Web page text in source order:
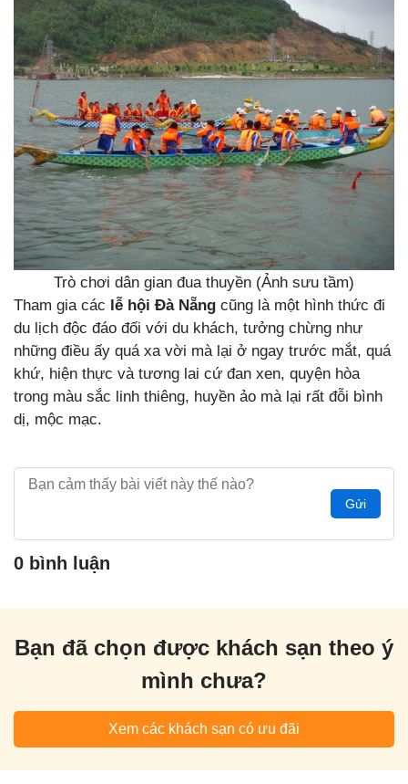
Trò chơi dân gian đua thuyền (Ảnh sưu tầm)
Tham gia các lễ hội Đà Nẵng cũng là một hình thức đi
du lịch độc đáo đối với du khách, tưởng chừng như
những điều ấy quá xa vời mà lại ở ngay trước mắt, quá
khứ, hiện thực và tương lai cứ đan xen, quyện hòa
trong màu sắc linh thiêng, huyền ảo mà lại rất đỗi bình
dị, mộc mạc.
Gửi
0 bình luận
Bạn đã chọn được khách sạn theo ý
mình chưa?
Xem các khách sạn có ưu đãi